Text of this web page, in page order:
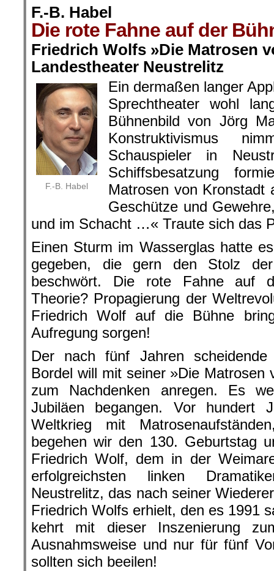
F.-B. Habel
Die rote Fahne auf der
Friedrich Wolfs »Die Matrosen
Landestheater Neustrelitz
F.-B. Habel
Ein dermaßen langer
Sprechtheater wohl
Bühnenbild von Jörg
Konstruktivismus
Schauspieler in
Schiffsbesatzung
Matrosen von Kronstadt
Geschütze und
und im Schacht …« Traute sich das
Einen Sturm im Wasserglas hatte
gegeben, die gern den Stolz der
beschwört. Die rote Fahne auf
Theorie? Propagierung der
Friedrich Wolf auf die Bühne
Aufregung sorgen!
Der nach fünf Jahren scheidende
Bordel will mit seiner »Die Matrosen
zum Nachdenken anregen. Es
Jubiläen begangen. Vor hundert
Weltkrieg mit
begehen wir den 130. Geburtstag
Friedrich Wolf, dem in der
erfolgreichsten linken
Neustrelitz, das nach seiner
Friedrich Wolfs erhielt, den es 1991
kehrt mit dieser Inszenierung
Ausnahmsweise und nur für fünf
sollten sich beeilen!